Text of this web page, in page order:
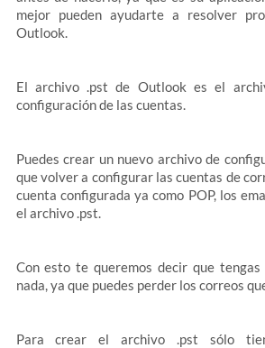
mejor pueden ayudarte a resolver
Outlook.
El archivo .pst de Outlook es el
configuración de las cuentas.
Puedes crear un nuevo archivo de
que volver a configurar las cuentas de
cuenta configurada ya como POP, los
el archivo .pst.
Con esto te queremos decir que
nada, ya que puedes perder los correos
Para crear el archivo .pst sólo